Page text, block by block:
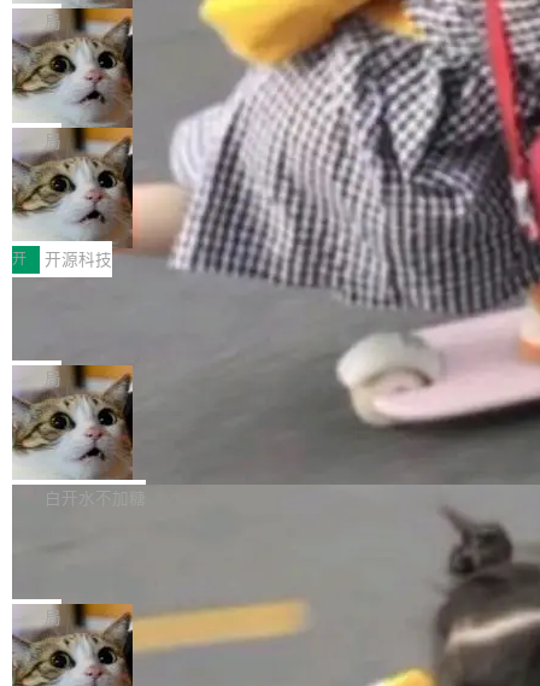
工具升级为企业的质量基础设施。 CIO面对的新
现实 过去两年，CIO们的焦虑清单上多了两项：
一是如何让大模型和智能体应用安全地从PoC走
向生产，二是如何让测试团队跟得上AI应用...
章从一个简单的例子切入。一个网站的深色主题
设置，如果用布尔值 + 可空字段来表示——bool
ean 表示是否可切换，nullable 的默认模式、浅
色方案、深色方案——会产生大量无意义的组
合。方案缺了、配置冲突了、全 null 了。要知道
哪些组合有效，作者说，你得靠"文档、校验、或
者部落知识"。 换个写法。Rust 的 enum，两个
变体：Switchable...
S。如果你只看官方博客，你会觉得这是又一
个"AI 知识库 + 聊天机器人"——每个大厂都在
做，没什么新鲜的。 但 Kenton Varda 在 Twitte
r 上把事情说清楚了： 今天我们发布了 Cloudfla
re OS，一个带连接器的聊天机器人，跟其他所
有科技公司做的一样。只不过，实际上它不一
样。这是 Sandstorm.io 的重制版，我十年前的
那个创业公司。不同的是，这次它构建在 Cloudf
lare Workers 上——我花了九年时间搭建的平台
——并且深度集成了 AI。这基本上是我十年秘密
局
Deno 团队开源 Celld，可自托管的分
布式 Durable Objects
Ryan Dahl 领导的 Deno 团队推出了最新开源项
目 Celld，一个能在自己机器上运行 Cloudflare
Workers 和 Durable Objects 的守护进程。 设
计思路很直接：每个对象是一个独立的 SQLite
数据库，按名称寻址，复制到你自己的 S3 兼容
存储库里。节点之间只通过这个存储库协调——
没有控制平面，没有共识协议。每个对象自带一
个小型数据库，应用天然按分片构建，单个数据
库的竞争和爆炸半径问题在设计层面就被消除
了。 闲置的 cell 会休眠到几乎不占资源。当 cel
l 迁移或唤醒时，新宿主从 S3 恢复 SQLite 数据
库继续执行。存储库是持久化的唯一真相...
局
鲁大师7月新机性能/流畅/AI榜：vivo夺
性能、流畅双第一，三星Galaxy Z系列
新折叠缺席
2026年7月的手机市场，由于存储等硬件成本暴
增，手机厂商的日子也不好过啊，新机速度明显
放缓，因此硝烟味淡了许多。新机参数规格除开
高价的三星折叠（三星Galaxy Z Fold8 Ultra / Z
Fold8 / Z Flip8）外，其余要么是中低端机器，
例如iQOO Z11i、REDMI Note 17、REDMI No
te 17 Pro、OPPO K15，要么是vivo X300 E这
样的次旗舰。 Galaxy Z Fold8 Ultra / Z Fold8 /
Z Flip8三款折叠屏新机均在7月22日发布，且全
部搭载骁龙8 Elite Gen5 for Galaxy，它们本该
开 开源科技
Zed 编辑器团队发布了新项目——DeltaDB，一
个在 git commit 之间记录每一次编辑操作的版
本控制系统。目前处于 Early Access 阶段。 De
ltaDB 的核心思路直接写在 landing page 最显
眼的位置：「Software is made between com
mits」——软件是在 commit 之间写出来的。git
是把这段空隙补上。 回退到任何一次编辑：Delt
aDB 捕获 commit 之间的每一次操作，...
局
SpaceXAI 单季资本开支达 183 亿美元
根据风险投资人Tomer Tunguz 博客（VC 分
析）披露的最新分析与第二季度业绩报告，Spac
微软同期总资本开支的四成。 与亚马逊、Alpha
bet、微软以及 Meta 等传统科技巨头相比，Spa
ceXAI的资金消耗速度尤为引人瞩目。然而，支
白开水不加糖
一个在终端里运行的编程 agent；Muse Spark
1.2，驱动这个 agent 的新模型。一句话概括：
你可以用 curl -fsSL https://dev.meta.ai/install.
局
美团开源 LoHoSearch，用知识图谱校